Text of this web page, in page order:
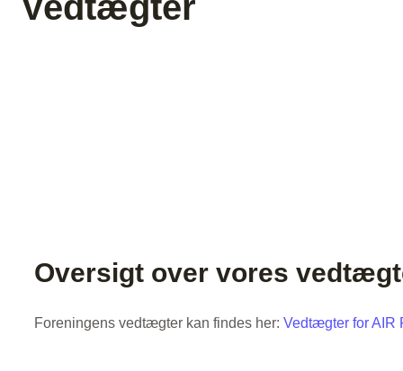
Oversigt over vores
Foreningens vedtægter kan findes her: Vedtægter for AIR